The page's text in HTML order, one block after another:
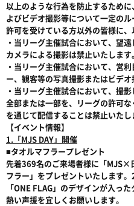
以上のような行為を防止するため
よびビデオ撮影等について一定の
許可を受けている方以外の皆様に、
・当リーグ主催試合において、望
カメラによる撮影は禁止いたします。
・当リーグ主催試合において、営
ー、観客等の写真撮影またはビデオ
・当リーグ主催試合において、撮
全部または一部を、リーグの許可
を通じて配信することは禁止いたし
【イベント情報】
1.「MJS DAY」開催
■タオルマフラープレゼント
先着369名のご来場者様に「MJS×
フラー」をプレゼントいたします
「ONE FLAG」のデザインが入っ
熱い声援を宜しくお願いします。